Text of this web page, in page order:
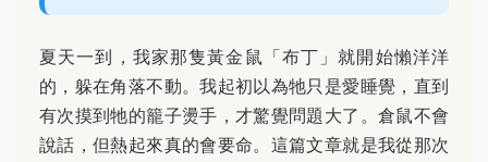
夏天一到，我家那隻黃金鼠「布丁」就開始懶洋洋
的，躲在角落不動。我起初以為牠只是愛睡覺，直到
有次摸到牠的籠子燙手，才驚覺問題大了。倉鼠不會
說話，但熱起來真的會要命。這篇文章就是我從那次